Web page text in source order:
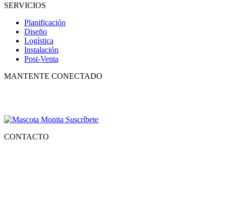
SERVICIOS
Planificación
Diseño
Logística
Instalación
Post-Venta
MANTENTE CONECTADO
CONTACTO